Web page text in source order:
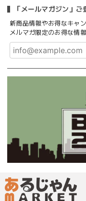
「メールマガジン」ご
新商品情報やお得なキャ
メルマガ限定のお得な情